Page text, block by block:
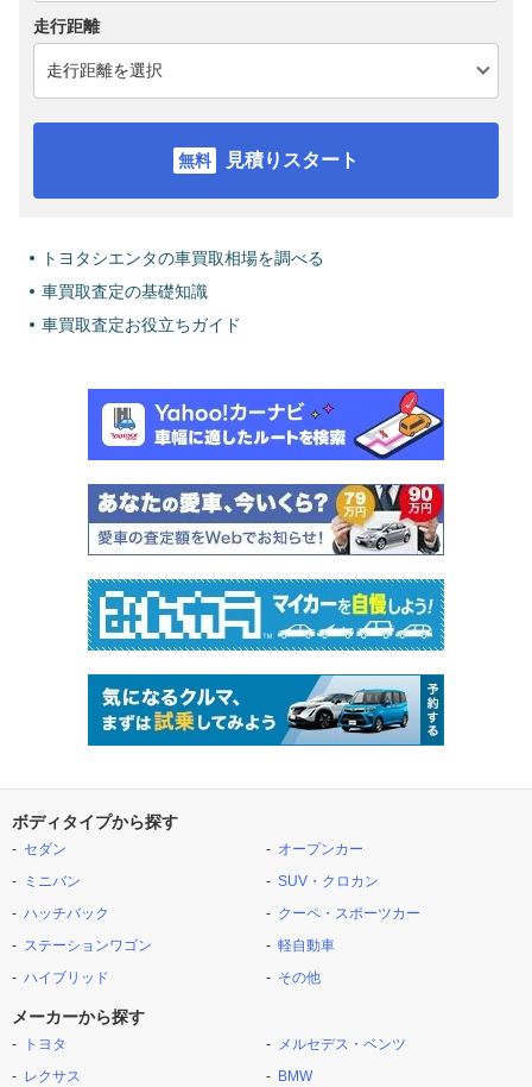
走行距離
見積りスタート
トヨタシエンタの車買取相場を調べる
車買取査定の基礎知識
車買取査定お役立ちガイド
ボディタイプから探す
セダン
ミニバン
ハッチバック
ステーションワゴン
ハイブリッド
オープンカー
SUV・クロカン
クーペ・スポーツカー
軽自動車
その他
メーカーから探す
トヨタ
レクサス
メルセデス・ベンツ
BMW